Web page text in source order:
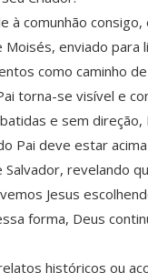
comunhão
enviado
como caminho
torna-se visível e
e sem
Pai deve estar
revelando
Jesus
forma, Deus
históricos ou